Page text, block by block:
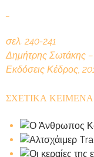
σελ. 240-241
Δημήτρης Σωτάκης
Εκδόσεις Κέδρος,
ΣΧΕΤΙΚΑ